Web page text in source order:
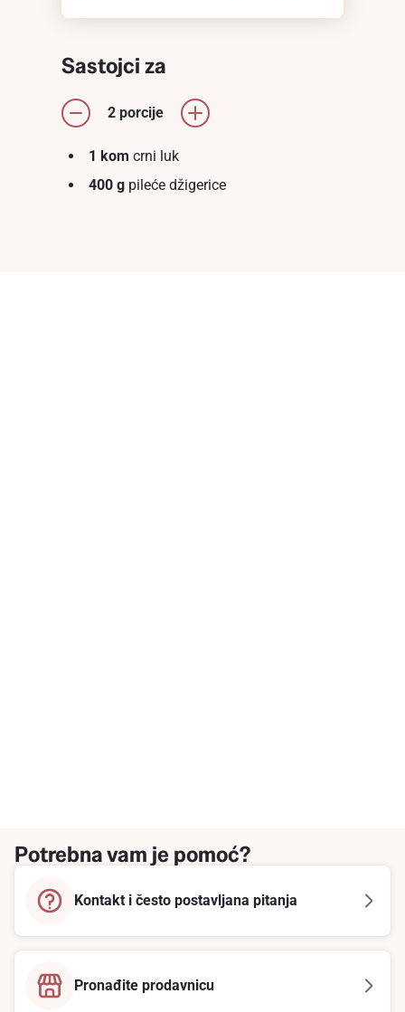
Sastojci za
2 porcije
1 kom crni luk
400 g pileće džigerice
Potrebna vam je pomoć?
Kontakt i često postavljana pitanja
Pronađite prodavnicu